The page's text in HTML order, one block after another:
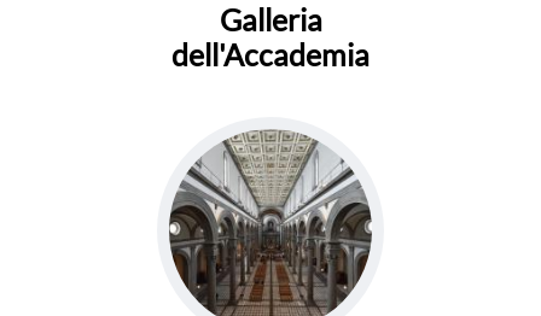
Galleria
dell'Accademia